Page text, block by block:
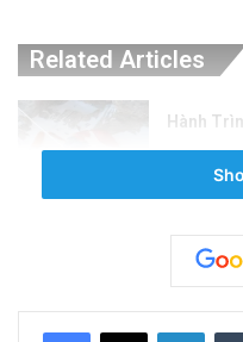
Related Articles
Hành
Do Vi
14 hours